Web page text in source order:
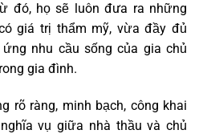
đó, họ sẽ luôn đưa ra những
giá trị thẩm mỹ, vừa đầy đủ
nhu cầu sống của gia chủ
gia đình.
rõ ràng, minh bạch, công khai
vụ giữa nhà thầu và chủ